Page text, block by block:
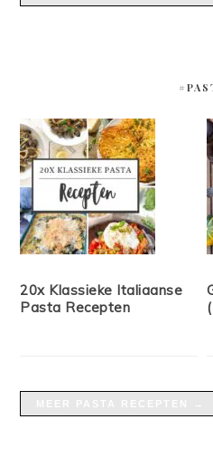
20x Klassieke Italiaanse
Pasta Recepten